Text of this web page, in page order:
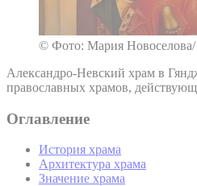
© Фото: Мария Новоселова/
Александро-Невский храм в
православных храмов,
Оглавление
История храма
Архитектура храма
Значение храма